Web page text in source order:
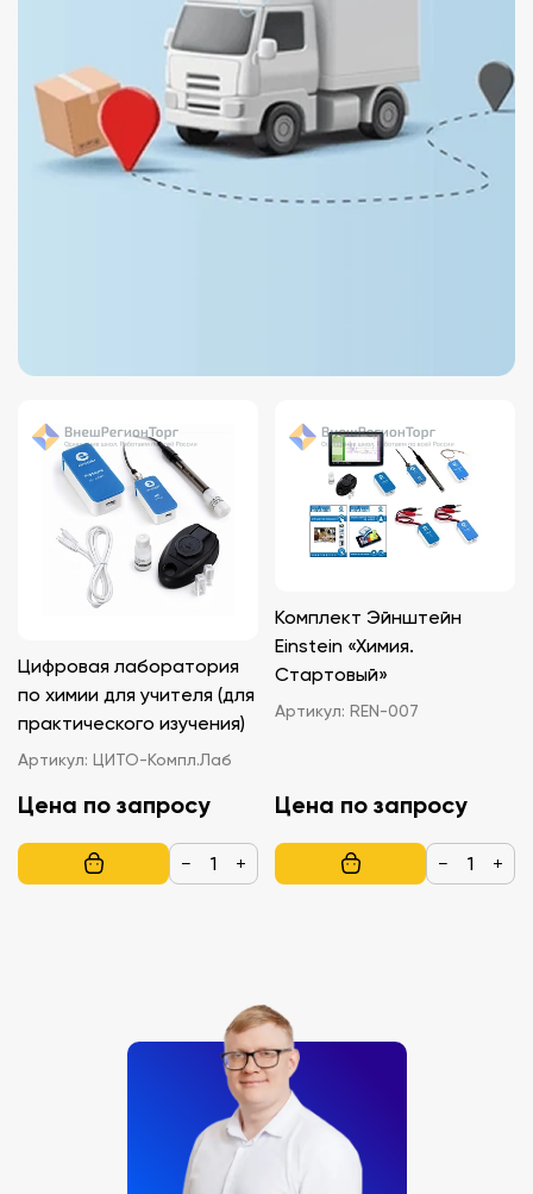
Цифровая лаборатория
по химии для учителя (для
практического изучения)
Артикул: ЦИТО-Компл.Лаб
Цена по запросу
− +
Комплект Эйнштейн
Einstein «Химия.
Стартовый»
Артикул: REN-007
Цена по запросу
− +